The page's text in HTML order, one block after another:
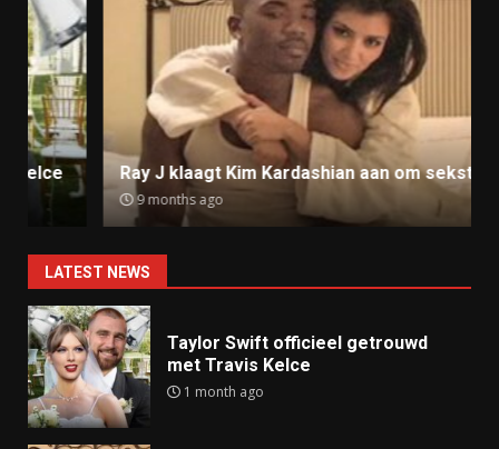
Ray J klaagt Kim Kardashian aan om sekstape
9 months ago
LATEST NEWS
Taylor Swift officieel getrouwd
met Travis Kelce
1 month ago